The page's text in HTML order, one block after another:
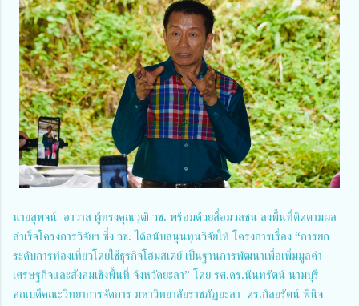
นายสุพจน์ อาวาส ผู้ทรงคุณวุฒิ วช. พร้อมด้วยสื่อมวลชน ลงพื้นที่ติดตามผล
สำเร็จโครงการวิจัยฯ ซึ่ง วช. ได้สนับสนุนทุนวิจัยให้ โครงการเรื่อง “การยก
ระดับการท่องเที่ยวโดยใช้ธุรกิจโฮมสเตย์ เป็นฐานการพัฒนาเพื่อเพิ่มมูลค่า
เศรษฐกิจและสังคมเชิงพื้นที่ จังหวัดยะลา” โดย รศ.ดร.นันทรัตน์ นามบุรี
คณบดีคณะวิทยาการจัดการ มหาวิทยาลัยราชภัฏยะลา ดร.กัลยรัตน์ พินิจ